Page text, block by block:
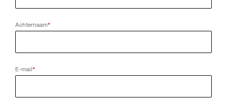
Achternaam*
E-mail*